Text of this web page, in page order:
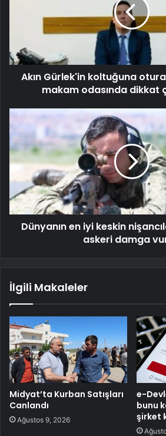
Akın Gürlek'in koltuğuna
makam odasında dikkat
Dünyanın en iyi keskin
askeri damga
İlgili Makaleler
Midyat’ta Kurban Satışları
Canlandı
Ağustos 9, 2026
e-
bunu
şirket